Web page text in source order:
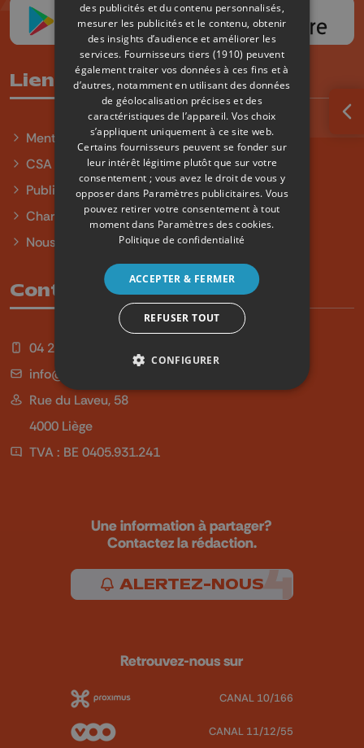
Liens utiles
Mentions légales
CSA
Publicité
Charte sur l'égalité et la diversité
Nous contacter
Contact
04 254 99 99
info@qu4tre.be
Rue du Laveu, 58
4000 Liège
TVA : BE 0405.931.241
Une information à partager?
Contactez la rédaction.
ALERTEZ-NOUS
Retrouvez-nous sur
CANAL 10/166
CANAL 11/12/55
des publicités et du contenu personnalisés,
mesurer les publicités et le contenu, obtenir
des insights d’audience et améliorer les
services. Fournisseurs tiers (1910) peuvent
également traiter vos données à ces fins et à
d’autres, notamment en utilisant des données
de géolocalisation précises et des
caractéristiques de l’appareil. Vos choix
s’appliquent uniquement à ce site web.
Certains fournisseurs peuvent se fonder sur
leur intérêt légitime plutôt que sur votre
consentement ; vous avez le droit de vous y
opposer dans Paramètres publicitaires. Vous
pouvez retirer votre consentement à tout
moment dans Paramètres des cookies.
Politique de confidentialité
ACCEPTER & FERMER
REFUSER TOUT
CONFIGURER